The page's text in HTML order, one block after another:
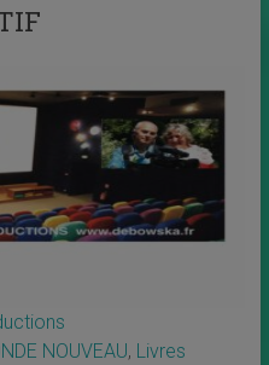
NOUVEAU, Livres